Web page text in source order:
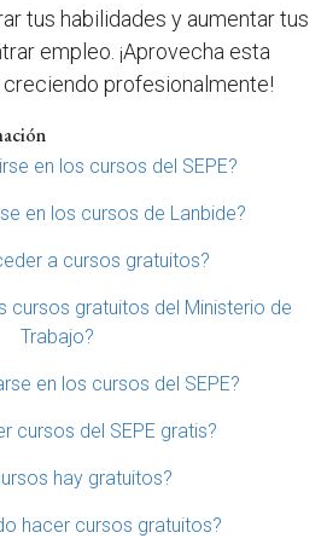
tus habilidades y aumentar tus
empleo. ¡Aprovecha esta
profesionalmente!
en los cursos del SEPE?
en los cursos de Lanbide?
a cursos gratuitos?
cursos gratuitos del Ministerio de
Trabajo?
en los cursos del SEPE?
cursos del SEPE gratis?
hay gratuitos?
hacer cursos gratuitos?